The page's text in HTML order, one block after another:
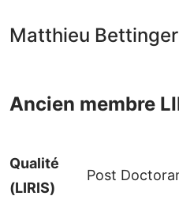
Matthieu Bettinger
Ancien membre
Qualité
(LIRIS)
Post